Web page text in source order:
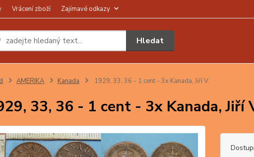
Vrácení zboží Zajímavé odkazy
Hledat
AMERIKA Kanada 1929, 33, 36 - 1 cent - 3x Kanada, Jiří V.
33, 36 - 1 cent - 3x Kanada, Jiří